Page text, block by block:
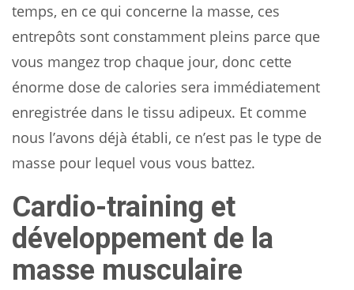
temps, en ce qui concerne la masse, ces
entrepôts sont constamment pleins parce que
vous mangez trop chaque jour, donc cette
énorme dose de calories sera immédiatement
enregistrée dans le tissu adipeux. Et comme
nous l’avons déjà établi, ce n’est pas le type de
masse pour lequel vous vous battez.
Cardio-training et
développement de la
masse musculaire